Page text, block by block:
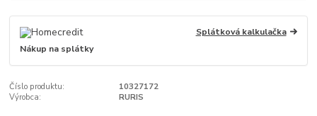
Splátková kalkulačka
Nákup na splátky
Číslo produktu:
10327172
Výrobca:
RURIS